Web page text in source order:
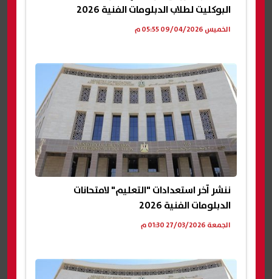
البوكليت لطلاب الدبلومات الفنية 2026
الخميس 09/04/2026 05:55 م
ننشر آخر استعدادات "التعليم" لامتحانات
الدبلومات الفنية 2026
الجمعة 27/03/2026 01:30 م